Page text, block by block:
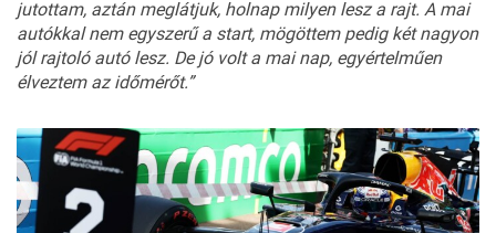
jutottam, aztán meglátjuk, holnap milyen lesz a rajt. A mai
autókkal nem egyszerű a start, mögöttem pedig két nagyon
jól rajtoló autó lesz. De jó volt a mai nap, egyértelműen
élveztem az időmérőt.”